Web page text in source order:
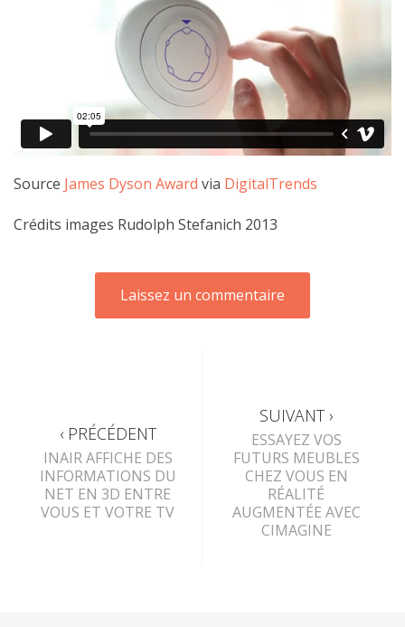
Source James Dyson Award via DigitalTrends
Crédits images Rudolph Stefanich 2013
‹ PRÉCÉDENT
INAIR AFFICHE DES
INFORMATIONS DU
NET EN 3D ENTRE
VOUS ET VOTRE TV
SUIVANT ›
ESSAYEZ VOS
FUTURS MEUBLES
CHEZ VOUS EN
RÉALITÉ
AUGMENTÉE AVEC
CIMAGINE